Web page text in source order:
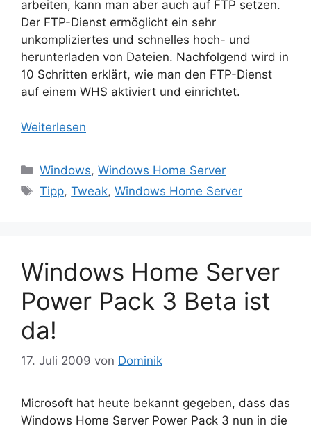
arbeiten, kann man aber auch auf FTP setzen.
Der FTP-Dienst ermöglicht ein sehr
unkompliziertes und schnelles hoch- und
herunterladen von Dateien. Nachfolgend wird in
10 Schritten erklärt, wie man den FTP-Dienst
auf einem WHS aktiviert und einrichtet.
Weiterlesen
Kategorien
Windows,Windows Home Server
Schlagwörter
Tipp,Tweak,Windows Home Server
Windows Home Server
Power Pack 3 Beta ist
da!
17. Juli 2009 von Dominik
Microsoft hat heute bekannt gegeben, dass das
Windows Home Server Power Pack 3 nun in die